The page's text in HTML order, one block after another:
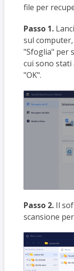
file per
Passo 1.
sul computer,
"Sfoglia" per
cui sono
"OK".
Passo 2.Il
scansione